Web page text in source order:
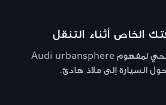
الخاص أثناء التنقل
يتمثل الاستخدام الصحي لمفهوم Audi urbansphere
السيارة إلى ملاذ هادئ.